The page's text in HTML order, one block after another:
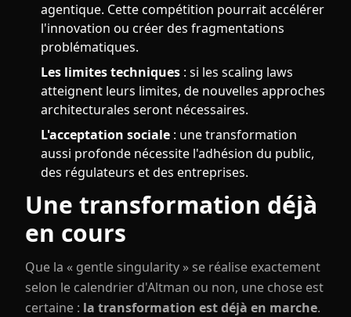
agentique. Cette compétition pourrait accélérer
l'innovation ou créer des fragmentations
problématiques.
Les limites techniques : si les scaling laws
atteignent leurs limites, de nouvelles approches
architecturales seront nécessaires.
L'acceptation sociale : une transformation
aussi profonde nécessite l'adhésion du public,
des régulateurs et des entreprises.
Une transformation déjà
en cours
Que la « gentle singularity » se réalise exactement
selon le calendrier d'Altman ou non, une chose est
certaine : la transformation est déjà en marche.